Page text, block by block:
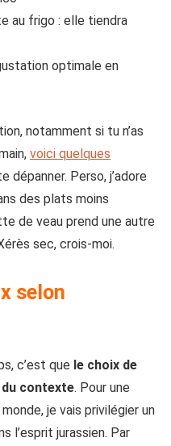
au frigo : elle tiendra
optimale en
notamment si tu n’as
voici quelques
dépanner. Perso, j’adore
des plats moins
de veau prend une autre
sec, crois-moi.
selon
c’est que le choix de
du contexte. Pour une
je vais privilégier un
l’esprit jurassien. Par